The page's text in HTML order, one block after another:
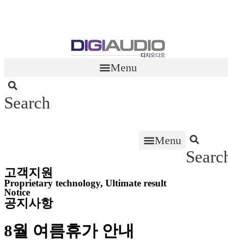
기
Menu
Search
Menu
고객지원
Proprietary technology, Ultimate result
Notice
공지사항
8월 여름휴가 안내